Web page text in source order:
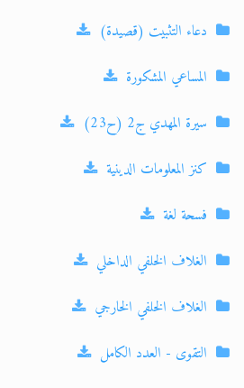
دعاء التثبيت (قصيدة)
المساعي المشكورة
سيرة المهدي ج2 (ح23)
كنز المعلومات الدينية
فسحة لغة
الغلاف الخلفي الداخلي
الغلاف الخلفي الخارجي
التقوى - العدد الكامل